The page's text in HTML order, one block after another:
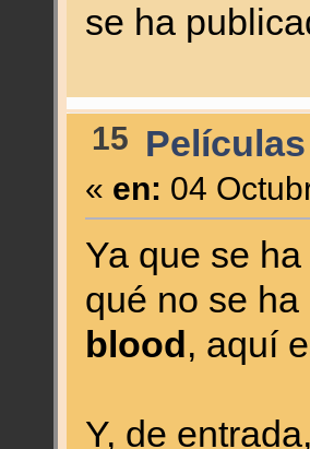
se ha
15
« en: 04
Ya que se
qué no se
blood , aquí
Y, de